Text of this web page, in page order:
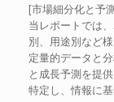
[市場細分化と予
当レポートでは
別、用途別など
定量的データと
と成長予測を提
特定し、情報に